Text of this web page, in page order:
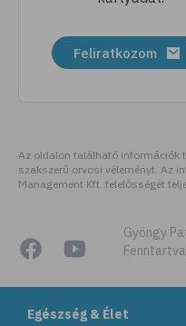
Egészség & Élet
# kertészkedés
# netfüggőség
#
# futás
# kocogás
# cyberbullying
Feliratkozom
Az oldalon található információk
szakszerű orvosi véleményt. Az
Management Kft. felelősségét
Gyöngy